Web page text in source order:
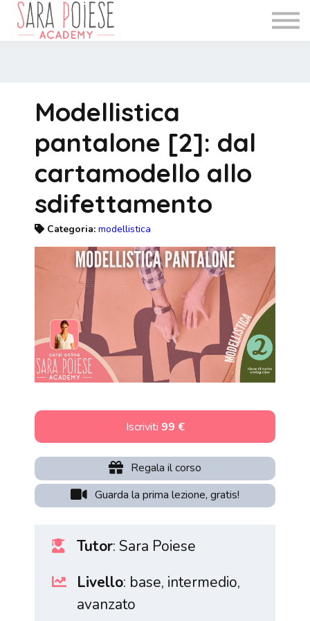
Registrati
Modellistica
pantalone [2]: dal
cartamodello allo
sdifettamento
Categoria: modellistica
Iscriviti 99 €
Regala il corso
Guarda la prima lezione, gratis!
Tutor: Sara Poiese
Livello: base, intermedio,
avanzato